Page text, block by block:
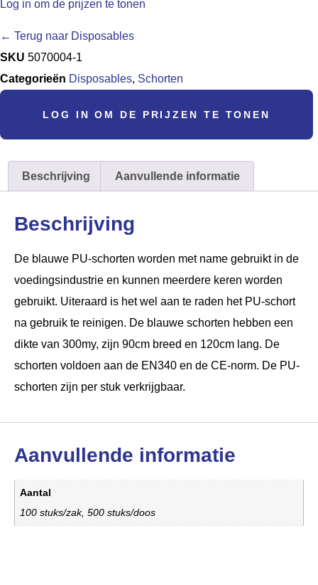
Log in om de prijzen te tonen
← Terug naar Disposables
SKU 5070004-1
Categorieën Disposables, Schorten
LOG IN OM DE PRIJZEN TE TONEN
Beschrijving Aanvullende informatie
Beschrijving
De blauwe PU-schorten worden met name gebruikt in de
voedingsindustrie en kunnen meerdere keren worden
gebruikt. Uiteraard is het wel aan te raden het PU-schort
na gebruik te reinigen. De blauwe schorten hebben een
dikte van 300my, zijn 90cm breed en 120cm lang. De
schorten voldoen aan de EN340 en de CE-norm. De PU-
schorten zijn per stuk verkrijgbaar.
Aanvullende informatie
Aantal
100 stuks/zak, 500 stuks/doos